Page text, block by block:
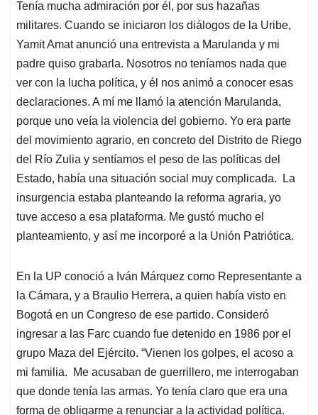
Tenía mucha admiración por él, por sus hazañas
militares. Cuando se iniciaron los diálogos de la Uribe,
Yamit Amat anunció una entrevista a Marulanda y mi
padre quiso grabarla. Nosotros no teníamos nada que
ver con la lucha política, y él nos animó a conocer esas
declaraciones. A mí me llamó la atención Marulanda,
porque uno veía la violencia del gobierno. Yo era parte
del movimiento agrario, en concreto del Distrito de Riego
del Río Zulia y sentíamos el peso de las políticas del
Estado, había una situación social muy complicada. La
insurgencia estaba planteando la reforma agraria, yo
tuve acceso a esa plataforma. Me gustó mucho el
planteamiento, y así me incorporé a la Unión Patriótica.
En la UP conoció a Iván Márquez como Representante a
la Cámara, y a Braulio Herrera, a quien había visto en
Bogotá en un Congreso de ese partido. Consideró
ingresar a las Farc cuando fue detenido en 1986 por el
grupo Maza del Ejército. “Vienen los golpes, el acoso a
mi familia. Me acusaban de guerrillero, me interrogaban
que donde tenía las armas. Yo tenía claro que era una
forma de obligarme a renunciar a la actividad política.